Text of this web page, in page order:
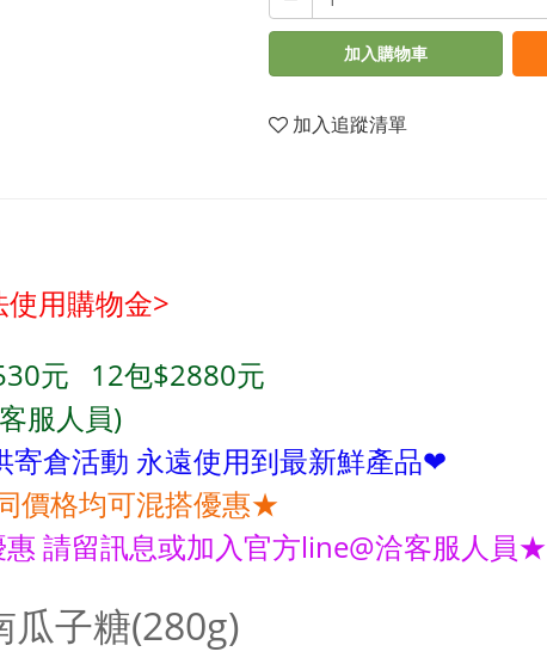
加入購物車
加入追蹤清單
用購物金>
元 12包$2880元
服人員)
倉活動 永遠使用到最新鮮產品❤
價格均可混搭優惠★
請留訊息或加入官方line@洽客服人員★
瓜子糖(280g)